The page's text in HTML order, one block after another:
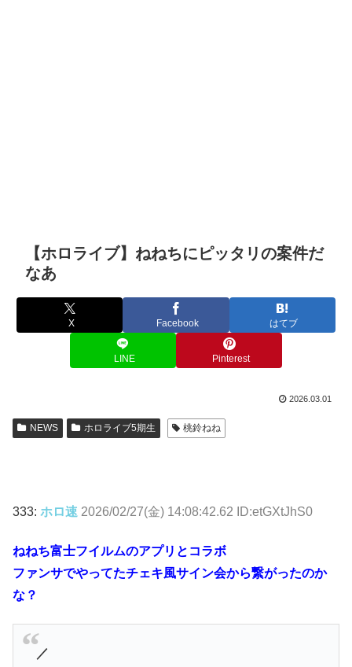
【ホロライブ】ねねちにピッタリの案件だ
なあ
X Facebook はてブ
LINE Pinterest
2026.03.01
NEWS ホロライブ5期生 桃鈴ねね
333: ホロ速 2026/02/27(金) 14:08:42.62 ID:etGXtJhS0
ねねち富士フイルムのアプリとコラボ
ファンサでやってたチェキ風サイン会から繋がったのか
な？
／